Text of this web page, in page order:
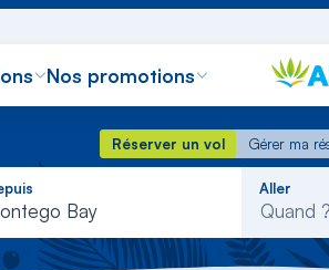
Nos promotions
Réserver un vol Gérer ma
Réserver un vol
Gérer ma
Bay
Rechercher
dans
liste
Aller